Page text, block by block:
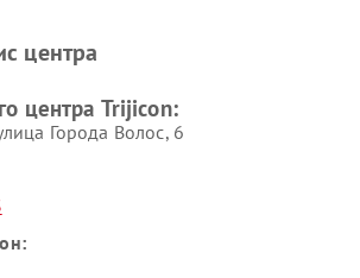
центра
центра Trijicon:
Города Волос, 6